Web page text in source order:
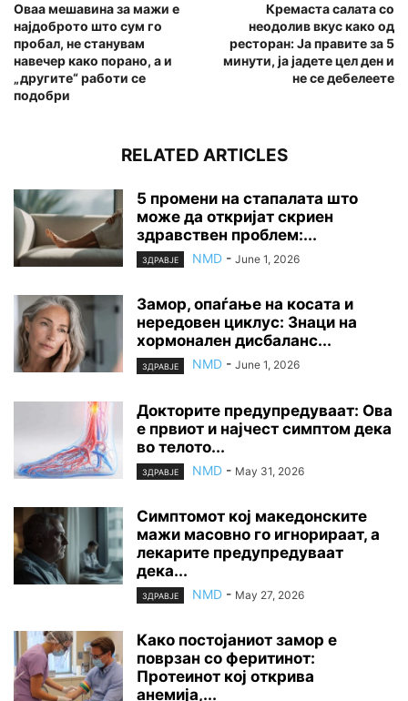
Оваа мешавина за мажи е
најдоброто што сум го
пробал, не станувам
навечер како порано, а и
„другите“ работи се
подобри
Кремаста салата со
неодолив вкус како од
ресторан: Ја правите за 5
минути, ја јадете цел ден и
не се дебелеете
RELATED ARTICLES
5 промени на стапалата што
може да откријат скриен
здравствен проблем:...
ЗДРАВЈЕ NMD - June 1, 2026
Замор, опаѓање на косата и
нередовен циклус: Знаци на
хормонален дисбаланс...
ЗДРАВЈЕ NMD - June 1, 2026
Докторите предупредуваат: Ова
е првиот и најчест симптом дека
во телото...
ЗДРАВЈЕ NMD - May 31, 2026
Симптомот кој македонските
мажи масовно го игнорираат, а
лекарите предупредуваат
дека...
ЗДРАВЈЕ NMD - May 27, 2026
Како постојаниот замор е
поврзан со феритинот:
Протеинот кој открива
анемија,...